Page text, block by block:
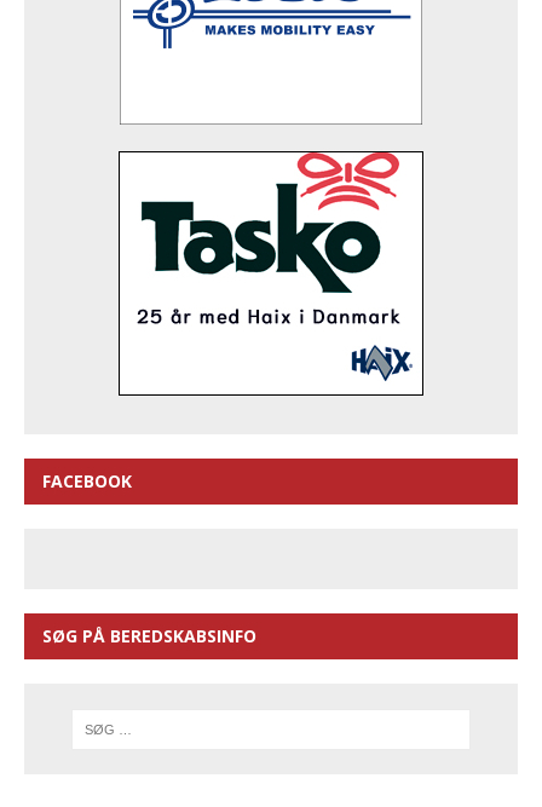
FACEBOOK
SØG PÅ BEREDSKABSINFO